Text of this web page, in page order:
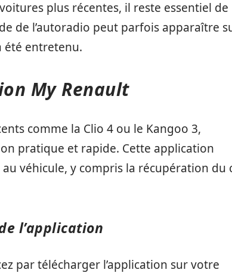
plus récentes, il reste essentiel de
de l’autoradio peut parfois apparaître
été entretenu.
My Renault
comme la Clio 4 ou le Kangoo 3,
pratique et rapide. Cette application
véhicule, y compris la récupération du
l’application
par télécharger l’application sur votre